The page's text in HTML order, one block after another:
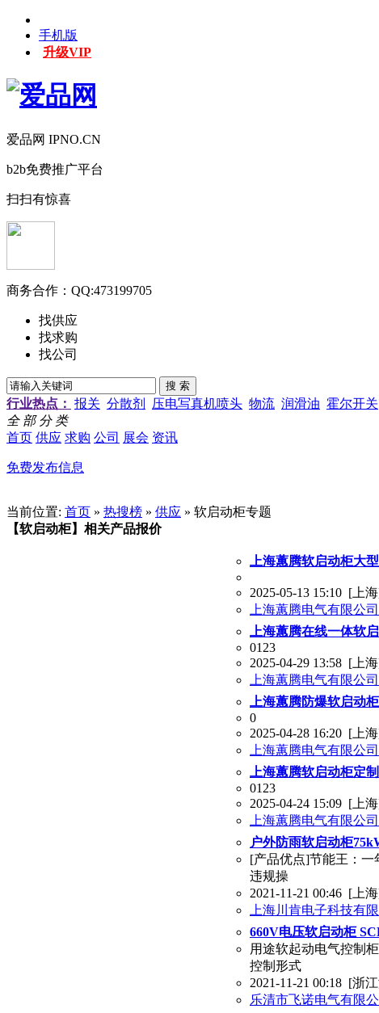
手机版
升级VIP
爱品网 IPNO.CN
b2b免费推广平台
扫扫有惊喜
商务合作： QQ:473199705
找供应
找求购
找公司
行业热点： 报关 分散剂 压电写真机喷头 物流 润滑油 霍尔开关
全 部 分 类
首页 供应 求购 公司 展会 资讯
免费发布信息
当前位置: 首页 » 热搜榜 » 供应 » 软启动柜专题
【软启动柜】相关产品报价
上海蕙腾软启动柜大
2025-05-13 15:10 [上
上海蕙腾电气有限公司
上海蕙腾在线一体软
0123
2025-04-29 13:58 [上
上海蕙腾电气有限公司
上海蕙腾防爆软启动
0
2025-04-28 16:20 [上
上海蕙腾电气有限公司
上海蕙腾软启动柜定
0123
2025-04-24 15:09 [上
上海蕙腾电气有限公司
户外防雨软启动柜
[产品优点]节能王：一
违规操
2021-11-21 00:46 [上
上海川肯电子科技有
660V电压软启动柜
用途软起动电气控制
控制形式
2021-11-21 00:18 [浙
乐清市飞诺电气有限公